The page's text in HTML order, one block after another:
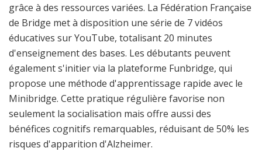
grâce à des ressources variées. La Fédération Française
de Bridge met à disposition une série de 7 vidéos
éducatives sur YouTube, totalisant 20 minutes
d'enseignement des bases. Les débutants peuvent
également s'initier via la plateforme Funbridge, qui
propose une méthode d'apprentissage rapide avec le
Minibridge. Cette pratique régulière favorise non
seulement la socialisation mais offre aussi des
bénéfices cognitifs remarquables, réduisant de 50% les
risques d'apparition d'Alzheimer.